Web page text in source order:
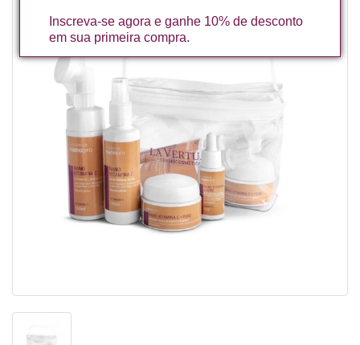
Inscreva-se agora e ganhe 10% de desconto
em sua primeira compra.